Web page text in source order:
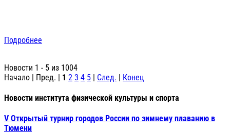
Подробнее
Новости 1 - 5 из 1004
Начало | Пред. | 1 2 3 4 5 | След. | Конец
Новости института физической культуры и спорта
V Открытый турнир городов России по зимнему плаванию в
Тюмени